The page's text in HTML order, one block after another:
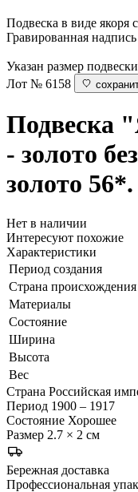
Подвеска в виде якоря
Гравированная
Указан размер
Лот № 6158
Подвеска
- золото
золото
Нет в наличии
Интересуют похожие
Характеристики
Период создания
Страна происхождения
Материалы
Состояние
Ширина
Высота
Вес
Страна Российская
Период 1900 – 1917
Состояние Хорошее
Размер 2.7 × 2 см
Бережная доставка
Профессиональная